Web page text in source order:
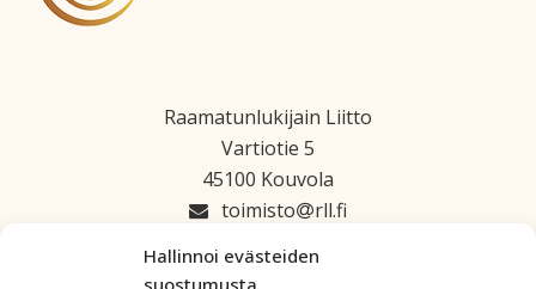
Hallinnoi evästeiden
suostumusta
Raamatunlukijain Liitto
Vartiotie 5
45100 Kouvola
toimisto
rll.fi